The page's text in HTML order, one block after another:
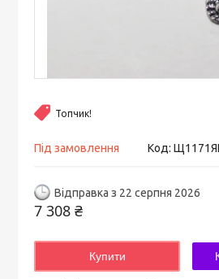
Топчик!
Під замовлення Код:
Відправка з 22 серпня 2026
7 308 ₴
Купити